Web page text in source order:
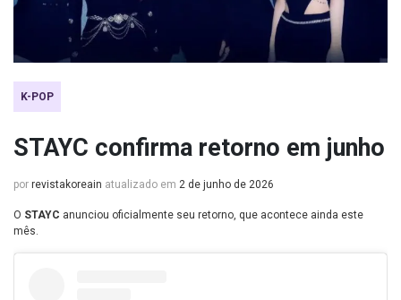
K-POP
STAYC confirma retorno em junho
por revistakoreain atualizado em 2 de junho de 2026
O STAYC anunciou oficialmente seu retorno, que acontece ainda este
mês.